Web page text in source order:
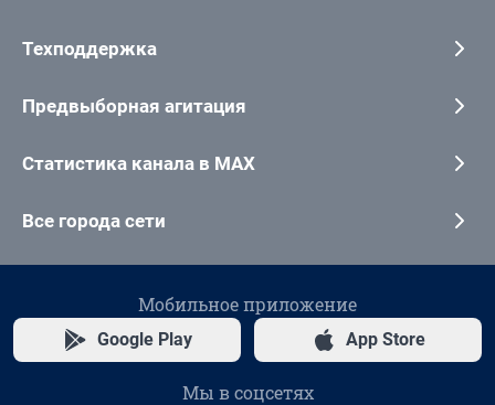
Техподдержка
Предвыборная агитация
Статистика канала в MAX
Все города сети
Мобильное приложение
Google Play App Store
Мы в соцсетях